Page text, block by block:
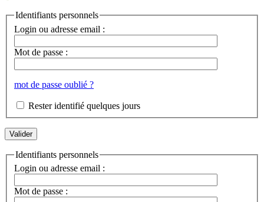
Identifiants personnels
Login ou adresse email :
Mot de passe :
mot de passe oublié ?
Rester identifié quelques jours
Identifiants personnels
Login ou adresse email :
Mot de passe :